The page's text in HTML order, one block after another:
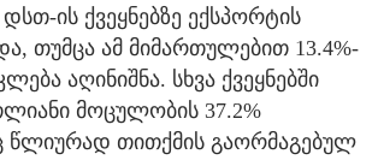
ის ქვეყნებზე ექსპორტის
თუმცა ამ მიმართულებით 13.4%-
აღინიშნა. სხვა ქვეყნებში
მოცულობის 37.2%
წლიურად თითქმის გაორმაგებულ